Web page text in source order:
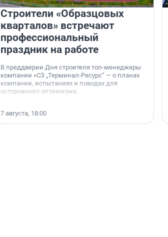
Строители «Образцовых
кварталов» встречают
профессиональный
праздник на работе
В преддверии Дня строителя топ-менеджеры
компании «СЗ „Терминал-Ресурс“ — о планах
компании, испытаниях и поводах для
осторожного оптимизма.
7 августа, 18:00